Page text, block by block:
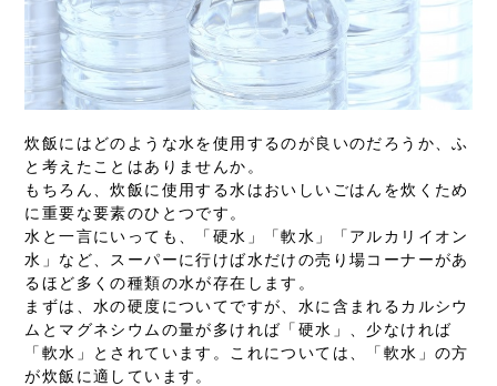
炊飯にはどのような水を使用するのが良いのだろうか、ふ
と考えたことはありませんか。
もちろん、炊飯に使用する水はおいしいごはんを炊くため
に重要な要素のひとつです。
水と一言にいっても、「硬水」「軟水」「アルカリイオン
水」など、スーパーに行けば水だけの売り場コーナーがあ
るほど多くの種類の水が存在します。
まずは、水の硬度についてですが、水に含まれるカルシウ
ムとマグネシウムの量が多ければ「硬水」、少なければ
「軟水」とされています。これについては、「軟水」の方
が炊飯に適しています。